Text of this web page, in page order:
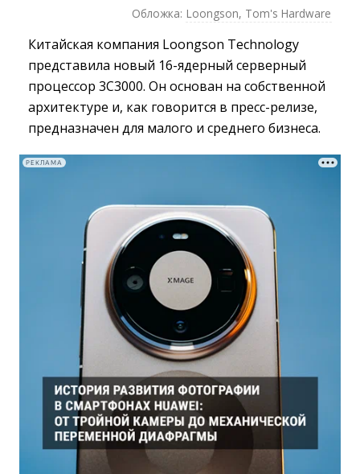
Обложка: Loongson, Tom's Hardware
Китайская компания Loongson Technology
представила новый 16-ядерный серверный
процессор 3C3000. Он основан на собственной
архитектуре и, как говорится в пресс-релизе,
предназначен для малого и среднего бизнеса.
РЕКЛАМА